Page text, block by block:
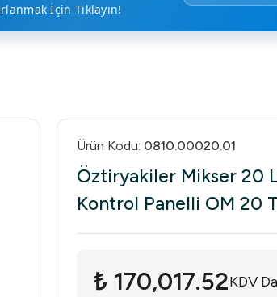
İçin Tıklayın!
Ürün Kodu: 0810.00020.01
Öztiryakiler Mikser 20
Kontrol Panelli OM 20
₺ 170,017.52KDV